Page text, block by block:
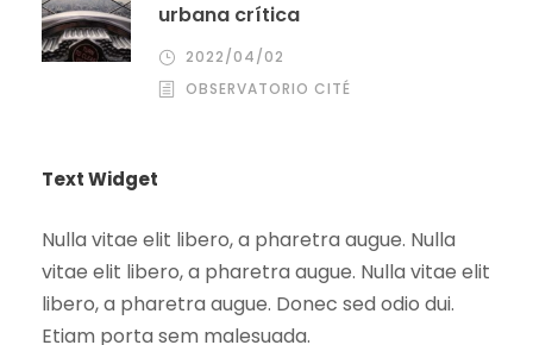
urbana crítica
2022/04/02
OBSERVATORIO CITÉ
Text Widget
Nulla vitae elit libero, a pharetra augue. Nulla
vitae elit libero, a pharetra augue. Nulla vitae elit
libero, a pharetra augue. Donec sed odio dui.
Etiam porta sem malesuada.